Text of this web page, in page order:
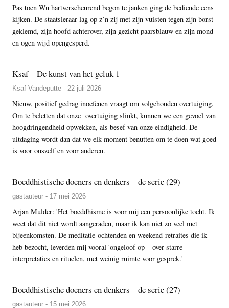
Pas toen Wu hartverscheurend begon te janken ging de bediende eens
kijken. De staatsleraar lag op z’n zij met zijn vuisten tegen zijn borst
geklemd, zijn hoofd achterover, zijn gezicht paarsblauw en zijn mond
en ogen wijd opengesperd.
Ksaf – De kunst van het geluk 1
Ksaf Vandeputte - 22 juli 2026
Nieuw, positief gedrag inoefenen vraagt om volgehouden overtuiging.
Om te beletten dat onze overtuiging slinkt, kunnen we een gevoel van
hoogdringendheid opwekken, als besef van onze eindigheid. De
uitdaging wordt dan dat we elk moment benutten om te doen wat goed
is voor onszelf en voor anderen.
Boeddhistische doeners en denkers – de serie (29)
gastauteur - 17 mei 2026
Arjan Mulder: 'Het boeddhisme is voor mij een persoonlijke tocht. Ik
weet dat dit niet wordt aangeraden, maar ik kan niet zo veel met
bijeenkomsten. De meditatie-ochtenden en weekend-retraites die ik
heb bezocht, leverden mij vooral 'ongeloof op – over starre
interpretaties en rituelen, met weinig ruimte voor gesprek.'
Boeddhistische doeners en denkers – de serie (27)
gastauteur - 15 mei 2026